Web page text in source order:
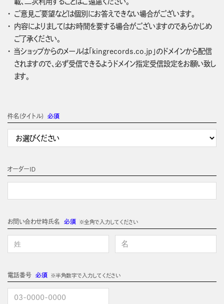
ご意見ご要望などは個別にお答えできない場合がございます。
内容によりましてはお時間を要する場合がございますのであらかじめ
ご了承ください。
当ショップからのメールは「kingrecords.co.jp」のドメインから配信
されますので、必ず受信できるようドメイン指定受信設定をお願い致し
ます。
件名(タイトル) 必須
オーダーＩＤ
お問い合わせ時氏名 必須 ※全角で入力してください
電話番号必須 ※半角数字で入力してください